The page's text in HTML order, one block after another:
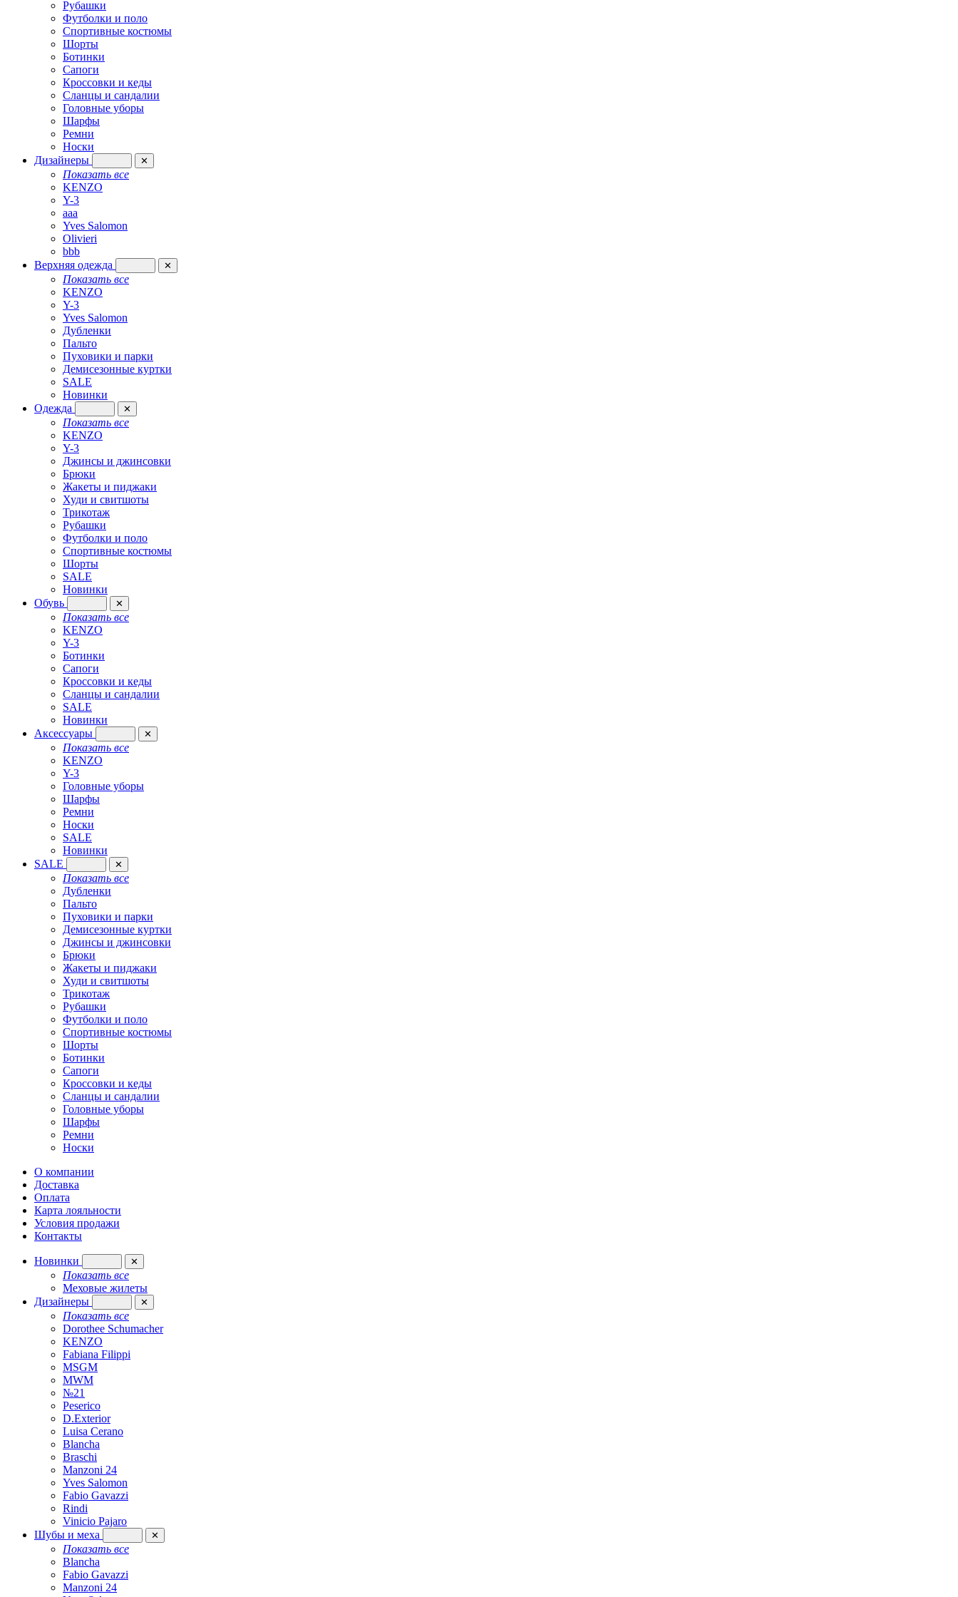
Рубашки
Футболки и поло
Спортивные костюмы
Шорты
Ботинки
Сапоги
Кроссовки и кеды
Сланцы и сандалии
Головные уборы
Шарфы
Ремни
Носки
Дизайнеры
✕
Показать все
KENZO
Y-3
aaa
Yves Salomon
Olivieri
bbb
Верхняя одежда
✕
Показать все
KENZO
Y-3
Yves Salomon
Дубленки
Пальто
Пуховики и парки
Демисезонные куртки
SALE
Новинки
Одежда
✕
Показать все
KENZO
Y-3
Джинсы и джинсовки
Брюки
Жакеты и пиджаки
Худи и свитшоты
Трикотаж
Рубашки
Футболки и поло
Спортивные костюмы
Шорты
SALE
Новинки
Обувь
✕
Показать все
KENZO
Y-3
Ботинки
Сапоги
Кроссовки и кеды
Сланцы и сандалии
SALE
Новинки
Аксессуары
✕
Показать все
KENZO
Y-3
Головные уборы
Шарфы
Ремни
Носки
SALE
Новинки
SALE
✕
Показать все
Дубленки
Пальто
Пуховики и парки
Демисезонные куртки
Джинсы и джинсовки
Брюки
Жакеты и пиджаки
Худи и свитшоты
Трикотаж
Рубашки
Футболки и поло
Спортивные костюмы
Шорты
Ботинки
Сапоги
Кроссовки и кеды
Сланцы и сандалии
Головные уборы
Шарфы
Ремни
Носки
О компании
Доставка
Оплата
Карта лояльности
Условия продажи
Контакты
Новинки ✕
Показать все
Меховые жилеты
Дизайнеры
✕
Показать все
Dorothee Schumacher
KENZO
Fabiana Filippi
MSGM
MWM
№21
Peserico
D.Exterior
Luisa Cerano
Blancha
Braschi
Manzoni 24
Yves Salomon
Fabio Gavazzi
Rindi
Vinicio Pajaro
Шубы и меха
✕
Показать все
Blancha
Fabio Gavazzi
Manzoni 24